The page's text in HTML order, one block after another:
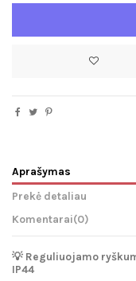
Aprašymas
Prekė detaliau
Komentarai(0)
💡 Reguliuojamo
IP44